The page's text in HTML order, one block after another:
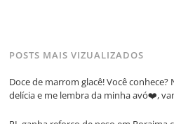
POSTS MAIS VIZUALIZADOS
Doce de marrom glacê! Você
delícia e me lembra da minha avó❤️,